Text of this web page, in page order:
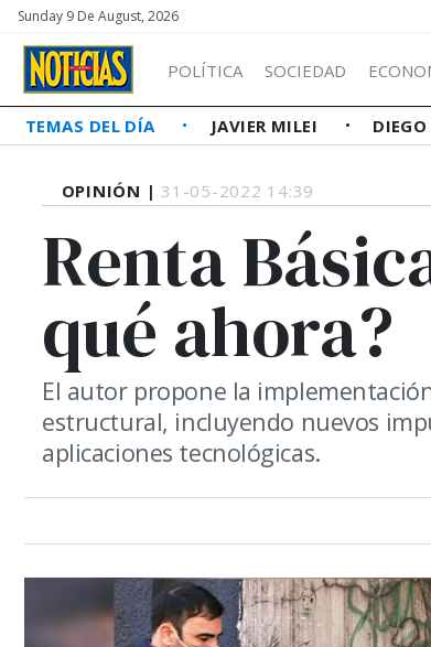
Sunday 9 De August, 2026
POLÍTICA SOCIEDAD
TEMAS DEL DÍA JAVIER MILEI
OPINIÓN |31-05-2022 14:39
Renta
qué ahora?
El autor propone la
estructural, incluyendo nuevos
aplicaciones tecnológicas.